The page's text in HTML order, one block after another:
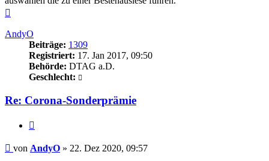
AndyO
Beiträge: 1309
Registriert: 17. Jan 2017, 09:50
Behörde: DTAG a.D.
Geschlecht:
Re: Corona-Sonderprämie
Beitrag
von AndyO » 22. Dez 2020, 09:57